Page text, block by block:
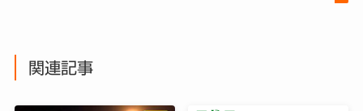
関連記事